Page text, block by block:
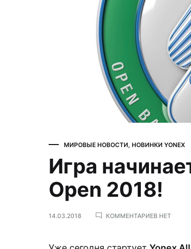
МИРОВЫЕ НОВОСТИ, НОВИНКИ YONEX
Игра
Open 2018!
14.03.2018 КОММЕНТАРИЕВ КНЕТ